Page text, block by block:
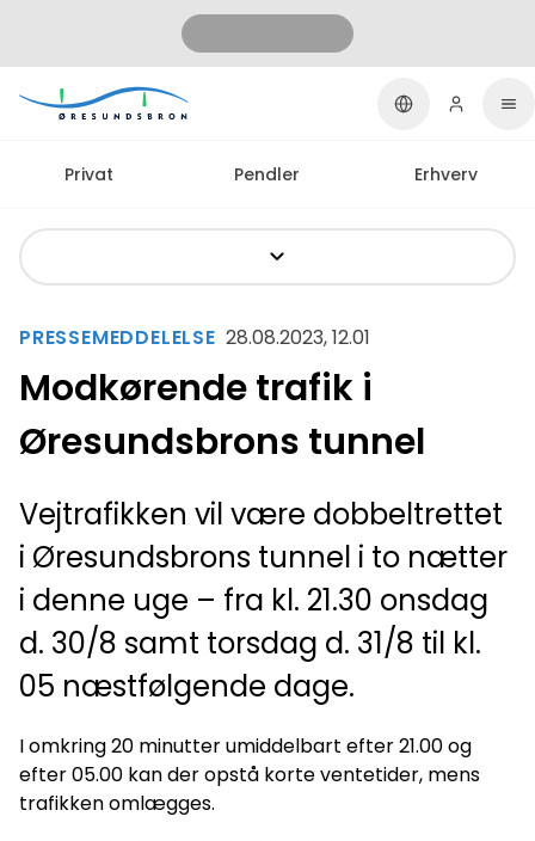
Privat Pendler Erhverv
PRESSEMEDDELELSE 28.08.2023, 12.01
Modkørende trafik i
Øresundsbrons tunnel
Vejtrafikken vil være dobbeltrettet
i Øresundsbrons tunnel i to nætter
i denne uge – fra kl. 21.30 onsdag
d. 30/8 samt torsdag d. 31/8 til kl.
05 næstfølgende dage.
I omkring 20 minutter umiddelbart efter 21.00 og
efter 05.00 kan der opstå korte ventetider, mens
trafikken omlægges.